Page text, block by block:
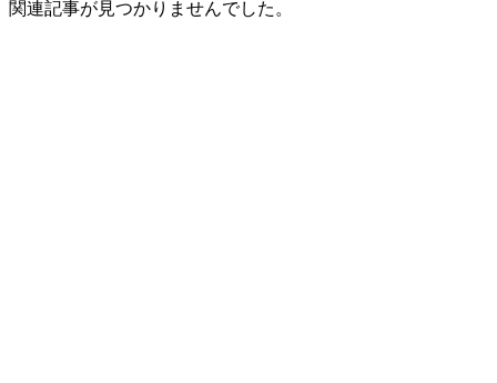
関連記事が見つかりませんでした。